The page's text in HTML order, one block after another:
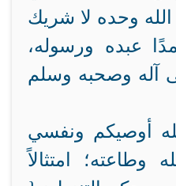
الله وحده لا شريك
عبده ورسوله،
آله وصحبه وسلم
أوصيكم ونفسي
وطاعته؛ امتثالاً